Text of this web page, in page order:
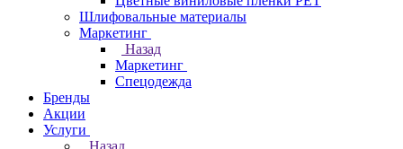
Шлифовальные материалы
Маркетинг
Назад
Маркетинг
Спецодежда
Бренды
Акции
Услуги
Назад